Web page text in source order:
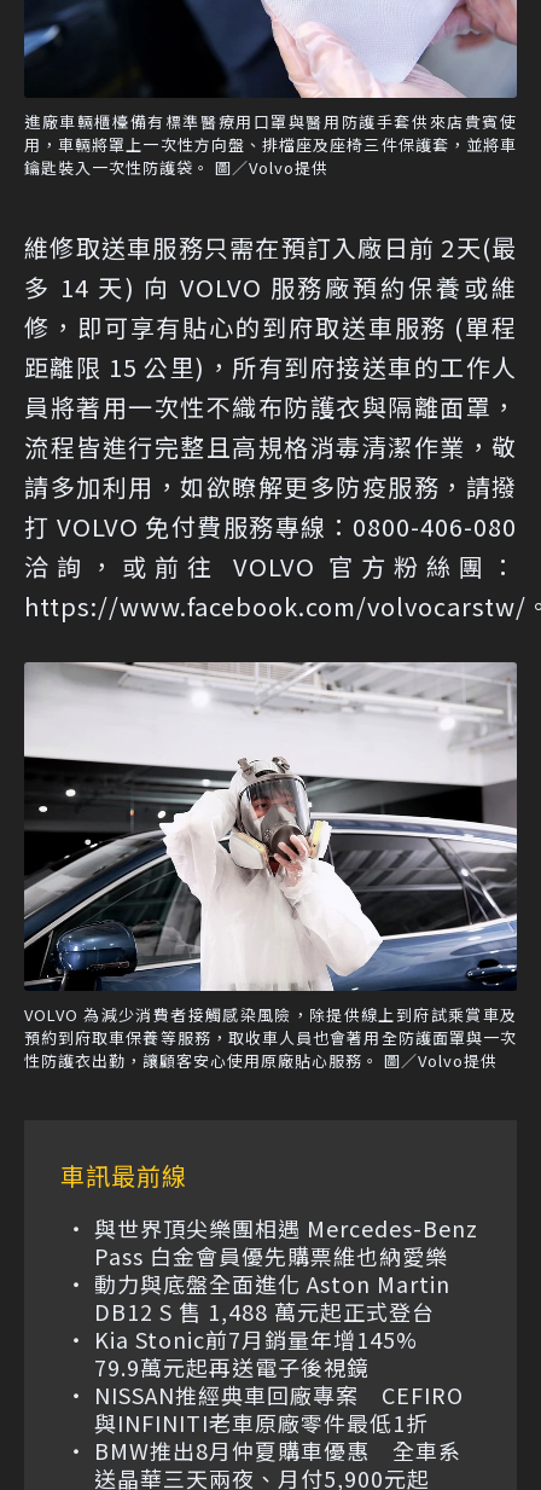
進廠車輛櫃檯備有標準醫療用口罩與醫用防護手套供來店貴賓使
用，車輛將罩上一次性方向盤、排檔座及座椅三件保護套，並將車
鑰匙裝入一次性防護袋。 圖／Volvo提供
維修取送車服務只需在預訂入廠日前 2天(最
多 14 天) 向 VOLVO 服務廠預約保養或維
修，即可享有貼心的到府取送車服務 (單程
距離限 15 公里)，所有到府接送車的工作人
員將著用一次性不織布防護衣與隔離面罩，
流程皆進行完整且高規格消毒清潔作業，敬
請多加利用，如欲瞭解更多防疫服務，請撥
打 VOLVO 免付費服務專線：0800-406-080
洽詢，或前往 VOLVO 官方粉絲團：
https://www.facebook.com/volvocarstw/
VOLVO 為減少消費者接觸感染風險，除提供線上到府試乘賞車及
預約到府取車保養等服務，取收車人員也會著用全防護面罩與一次
性防護衣出勤，讓顧客安心使用原廠貼心服務。 圖／Volvo提供
車訊最前線
與世界頂尖樂團相遇 Mercedes-Benz
Pass 白金會員優先購票維也納愛樂
動力與底盤全面進化 Aston Martin
DB12 S 售 1,488 萬元起正式登台
Kia Stonic前7月銷量年增145%
79.9萬元起再送電子後視鏡
NISSAN推經典車回廠專案 CEFIRO
與INFINITI老車原廠零件最低1折
BMW推出8月仲夏購車優惠 全車系
送晶華三天兩夜、月付5,900元起